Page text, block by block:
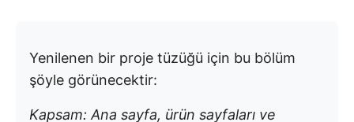
Yenilenen bir proje tüzüğü için bu bölüm
şöyle görünecektir:
Kapsam: Ana sayfa, ürün sayfaları ve